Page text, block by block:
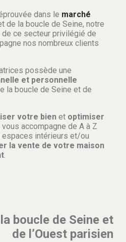
dans le marché
de la boucle de Seine, notre
ce secteur privilégié de
nos nombreux clients
possède une
et personnelle
la boucle de Seine et de
votre bien et optimiser
accompagne de A à Z
espaces intérieurs et/ou
la vente de votre maison
boucle de Seine et
de l’Ouest parisien